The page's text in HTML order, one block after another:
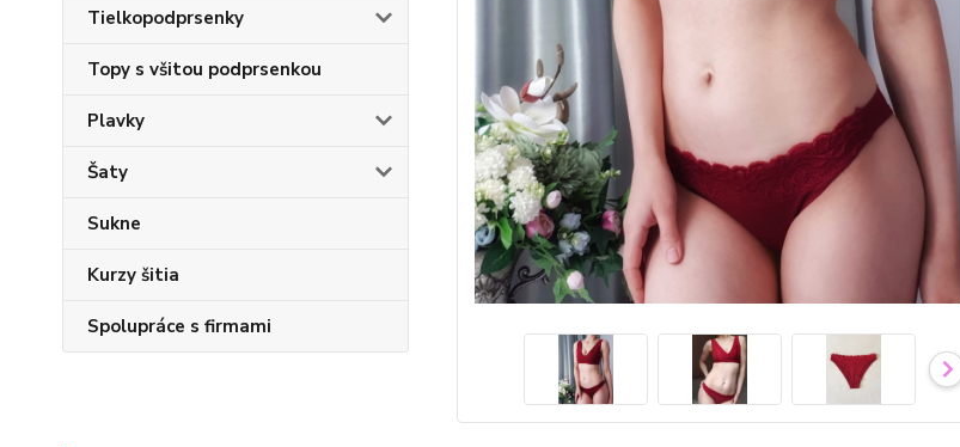
Tielkopodprsenky
Topy s všitou podprsenkou
Plavky
Šaty
Sukne
Kurzy šitia
Spolupráce s firmami